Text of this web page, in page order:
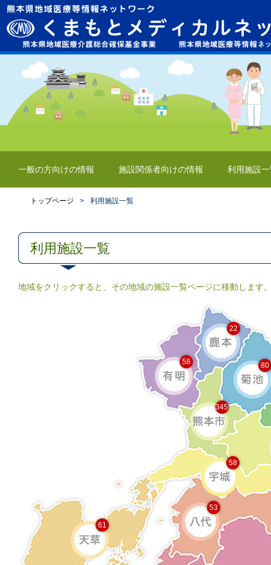
一般の方向けの情報 施設関係者向けの情報 利用施設
トップページ > 利用施設一覧
利用施設一覧
地域をクリックすると、その地域の施設一覧ページに移動します
345
58
58
22
80
53
61